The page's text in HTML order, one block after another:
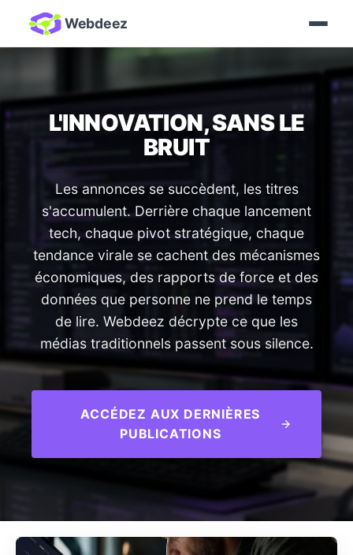
Webdeez
L'INNOVATION, SANS LE
BRUIT
Les annonces se succèdent, les titres
s'accumulent. Derrière chaque lancement
tech, chaque pivot stratégique, chaque
tendance virale se cachent des mécanismes
économiques, des rapports de force et des
données que personne ne prend le temps
de lire. Webdeez décrypte ce que les
médias traditionnels passent sous silence.
ACCÉDEZ AUX DERNIÈRES
PUBLICATIONS